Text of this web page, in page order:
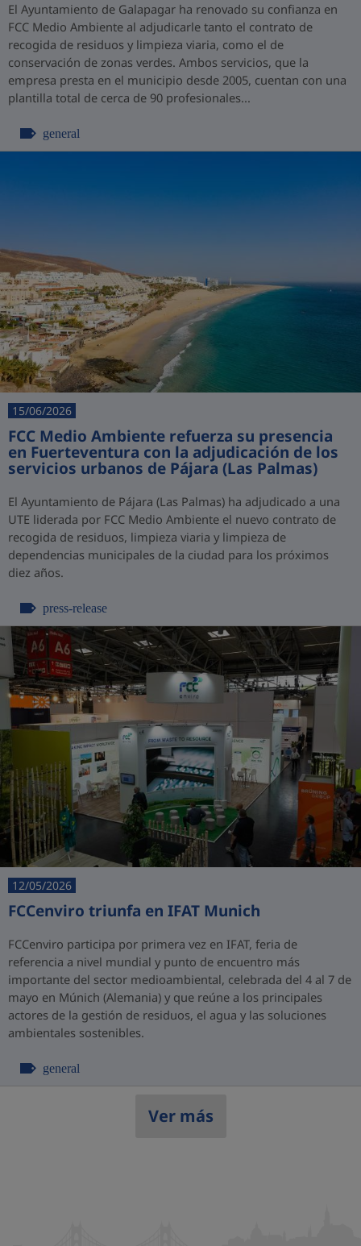
El Ayuntamiento de Galapagar ha renovado su confianza en
FCC Medio Ambiente al adjudicarle tanto el contrato de
recogida de residuos y limpieza viaria, como el de
conservación de zonas verdes. Ambos servicios, que la
empresa presta en el municipio desde 2005, cuentan con una
plantilla total de cerca de 90 profesionales...
general
15/06/2026
FCC Medio Ambiente refuerza su presencia
en Fuerteventura con la adjudicación de los
servicios urbanos de Pájara (Las Palmas)
El Ayuntamiento de Pájara (Las Palmas) ha adjudicado a una
UTE liderada por FCC Medio Ambiente el nuevo contrato de
recogida de residuos, limpieza viaria y limpieza de
dependencias municipales de la ciudad para los próximos
diez años.
press-release
12/05/2026
FCCenviro triunfa en IFAT Munich
FCCenviro participa por primera vez en IFAT, feria de
referencia a nivel mundial y punto de encuentro más
importante del sector medioambiental, celebrada del 4 al 7 de
mayo en Múnich (Alemania) y que reúne a los principales
actores de la gestión de residuos, el agua y las soluciones
ambientales sostenibles.
general
Ver más